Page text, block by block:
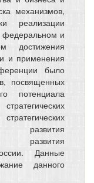
механизмов,
реализации
федеральном и
достижения
и применения
было
посвященных
потенциала
развития
развития
Данные
данного